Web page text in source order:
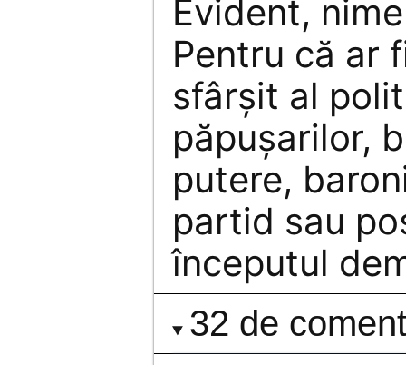
Evident,
Pentru că ar
sfârşit al
păpuşarilor,
putere,
partid sau
începutul
32 de